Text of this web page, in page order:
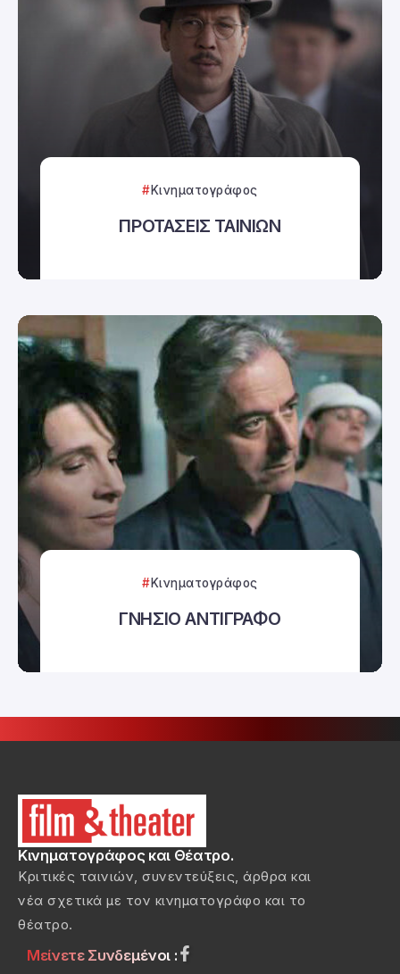
Κινηματογράφος
ΠΡΟΤΑΣΕΙΣ ΤΑΙΝΙΩΝ
Κινηματογράφος
ΓΝΗΣΙΟ ΑΝΤΙΓΡΑΦΟ
Κινηματογράφος και Θέατρο.
Κριτικές ταινιών, συνεντεύξεις, άρθρα και
νέα σχετικά με τον κινηματογράφο και το
θέατρο.
Μείνετε Συνδεμένοι :